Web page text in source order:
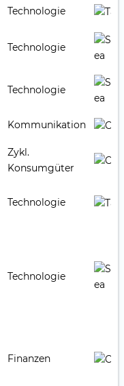
Technologie
Technologie
Technologie
Kommunikation
Zykl.
Konsumgüter
Technologie
Technologie
Finanzen